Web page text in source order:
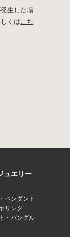
生した場
くはこち
ュエリー
ペンダント
リング
・バングル